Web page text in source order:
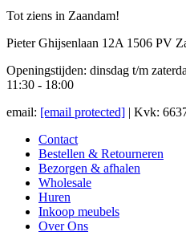
Tot ziens in Zaandam!
Pieter Ghijsenlaan 12A 1506 PV
Openingstijden: dinsdag t/m
11:30 - 18:00
email: [email protected] | Kvk:
Contact
Bestellen & Retourneren
Bezorgen & afhalen
Wholesale
Huren
Inkoop meubels
Over Ons